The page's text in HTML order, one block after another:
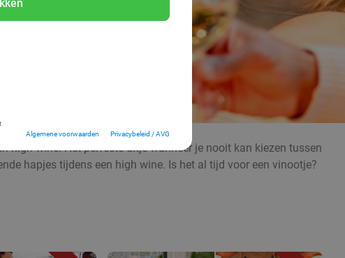
Algemene voorwaarden Privacybeleid / AVG
high wine. Het perfecte uitje wanneer je nooit kan kiezen tussen
hapjes tijdens een high wine. Is het al tijd voor een vinootje?